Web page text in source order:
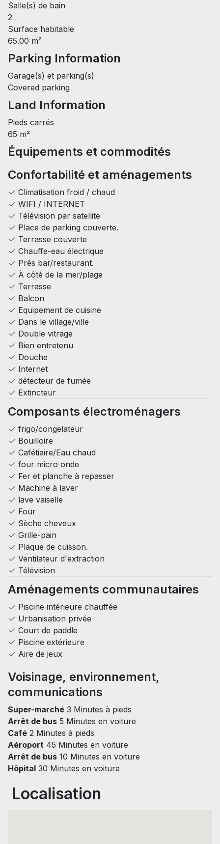
Salle(s) de bain
2
Surface habitable
65.00 m²
Parking Information
Garage(s) et parking(s)
Covered parking
Land Information
Pieds carrés
65 m²
Équipements et commodités
Confortabilité et aménagements
Climatisation froid / chaud
WIFI / INTERNET
Télévision par satellite
Place de parking couverte.
Terrasse couverte
Chauffe-eau électrique
Prês bar/restaurant.
À côté de la mer/plage
Terrasse
Balcon
Equipement de cuisine
Dans le village/ville
Double vitrage
Bien entretenu
Douche
Internet
détecteur de fumée
Extincteur
Composants électroménagers
frigo/congelateur
Bouilloire
Cafétiaire/Eau chaud
four micro onde
Fer et planche à repasser
Machine à laver
lave vaiselle
Four
Sèche cheveux
Grille-pain
Plaque de cuisson.
Ventilateur d'extraction
Télévision
Aménagements communautaires
Piscine intérieure chauffée
Urbanisation privée
Court de paddle
Piscine extérieure
Aire de jeux
Voisinage, environnement,
communications
Super-marché 3 Minutes à pieds
Arrêt de bus 5 Minutes en voiture
Café 2 Minutes à pieds
Aéroport 45 Minutes en voiture
Arrêt de bus 10 Minutes en voiture
Hôpital 30 Minutes en voiture
Localisation